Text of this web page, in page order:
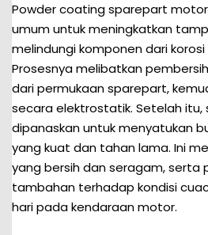
Powder coating sparepart
umum untuk meningkatkan
melindungi komponen dari
Prosesnya melibatkan
dari permukaan sparepart,
secara elektrostatik. Setelah
dipanaskan untuk menyatukan
yang kuat dan tahan lama. Ini
yang bersih dan seragam, serta
tambahan terhadap kondisi
hari pada kendaraan motor.